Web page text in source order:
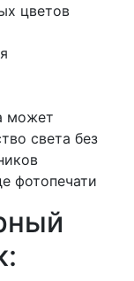
цветов
может
света без
фотопечати